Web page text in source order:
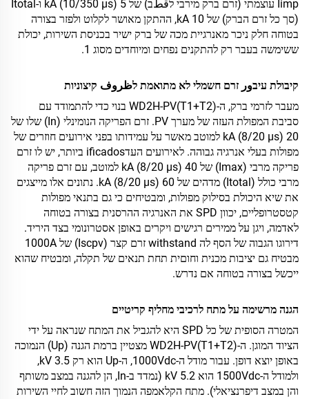
Iimp עוצמתי (זרם ברק מירבי לقطב) של 5 kA (10/350 µs) ו-Itotal
(סך כל זרם הברק) של 10 kA, ההתקן מאושר לקלוט ולפזר בצורה
בטוחה חלק ניכר מאנרגיית מכה של ברק ישיר בכניסת השירות, יכולת
ששימשה בעבר רק להתקנים נפחים ומיוחדים מסוג 1.
קיבולת עיבور זרם חשמלי לא מתואמת לظروف קיצוניות
מעבר לזרמי ברק, ה-WD2H-PV(T1+T2) בנוי כדי להתמודד עם
סביבת המפולת העזה של מערך PV. זרם הפריקה הנומינלי (In) שלו של
20 kA (8/20 µs) למוטב מאשר על עמידותו בפני אירועים חוזרים של
מפולות בעלי אנרגיה גבוהה. לאירועים העדificados ביותר, יש לו זרם
פריקה מרבי (Imax) של 40 kA (8/20 µs) למוטב, עם זרם פריקה
מרבי כולל (Itotal) מדהים של 60 kA (8/20 µs). נתונים אלו מייצגים
את שיא היכולת בסילוק מפולות, ומבטיחים כי גם בתנאי מפולות
קטסטרופליים, יכוון SPD את האנרגיה ההרסנית בצורה בטוחה
לאדמה, ויגן על ממירים רגישים ויקרים באופן אסטרונומי בצד היריד.
דירוגו הגבוה של הסף לה withstand זרם קצר (Iscpv) של 1000A
מבטיח גם יציבות מכנית וחוםית תחת תנאים של תקלה, ומבטיח שהוא
ייכשל בצורה בטוחה אם נדרש.
הגנה מרשימה על מתח לרכיבי מחליף קריטיים
המטרה הסופית של כל SPD היא להגביל את המתח שנראה על ידי
הציוד המוגן. ה-WD2H-PV(T1+T2) מצטיין ברמת הגנה (Up) הנמוכה
באופן יוצא דופן. עבור מודל ה-1000Vdc, ה-Up הוא רק 3.5 kV,
ולמודל ה-1500Vdc הוא 5.2 kV (נמדד ב-In, הן להגנה במצב משותף
והן במצב דיפרנציאלי). מתח הקלאמפה הנמוך הזה חשוב לחיי השירות